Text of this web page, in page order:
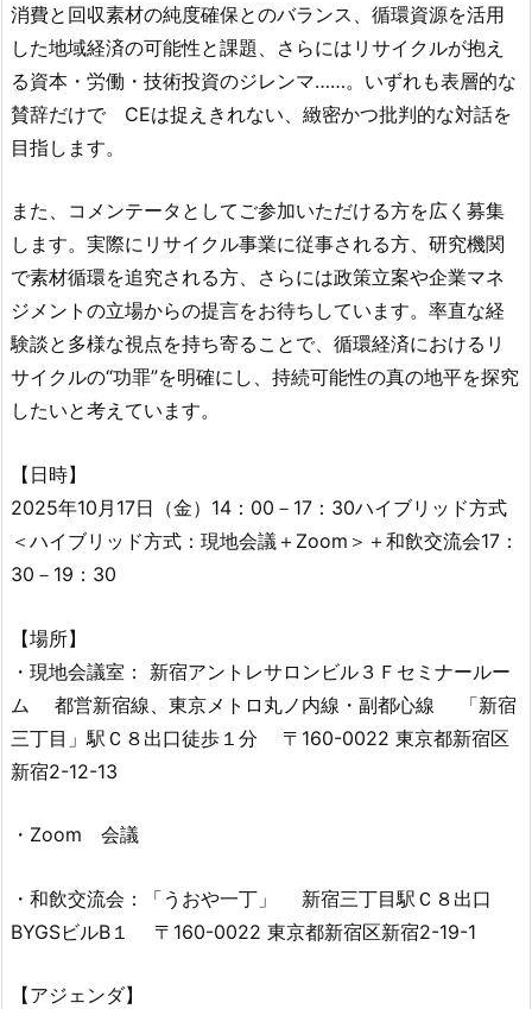
消費と回収素材の純度確保とのバランス、循環資源を活用
した地域経済の可能性と課題、さらにはリサイクルが抱え
る資本・労働・技術投資のジレンマ……。いずれも表層的な
賛辞だけで CEは捉えきれない、緻密かつ批判的な対話を
目指します。
また、コメンテータとしてご参加いただける方を広く募集
します。実際にリサイクル事業に従事される方、研究機関
で素材循環を追究される方、さらには政策立案や企業マネ
ジメントの立場からの提言をお待ちしています。率直な経
験談と多様な視点を持ち寄ることで、循環経済におけるリ
サイクルの“功罪”を明確にし、持続可能性の真の地平を探究
したいと考えています。
【日時】
2025年10月17日（金）14：00－17：30ハイブリッド方式
＜ハイブリッド方式：現地会議＋Zoom＞＋和飲交流会17：
30－19：30
【場所】
・現地会議室： 新宿アントレサロンビル３Ｆセミナールー
ム 都営新宿線、東京メトロ丸ノ内線・副都心線 「新宿
三丁目」駅Ｃ８出口徒歩１分 〒160-0022 東京都新宿区
新宿2-12-13
・Zoom 会議
・和飲交流会：「うおや一丁」 新宿三丁目駅Ｃ８出口
BYGSビルB１ 〒160-0022 東京都新宿区新宿2-19-1
【アジェンダ】